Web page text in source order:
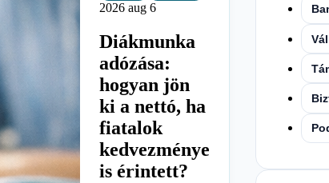
2026 aug 6
Diákmunka
adózása:
hogyan jön
ki a nettó, ha
fiatalok
kedvezménye
is érintett?